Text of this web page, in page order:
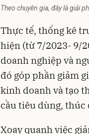
Theo chuyên gia, đây là giải
Thực tế, thống kê
hiện (từ 7/2023- 9/
doanh nghiệp và
đó góp phần giảm
kinh doanh và tạo
cầu tiêu dùng, thúc
Xoay quanh việc